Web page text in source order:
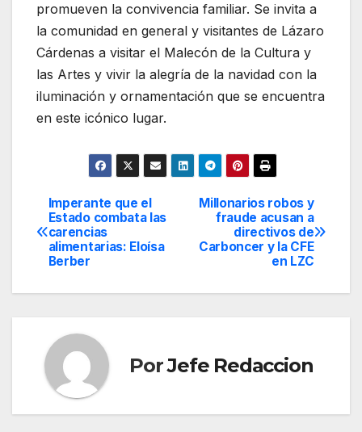
promueven la convivencia familiar. Se invita a
la comunidad en general y visitantes de Lázaro
Cárdenas a visitar el Malecón de la Cultura y
las Artes y vivir la alegría de la navidad con la
iluminación y ornamentación que se encuentra
en este icónico lugar.
Navegación
de
Millonarios robos y
fraude acusan a
directivos de
Carboncer y la CFE
en LZC
Imperante que el
Estado combata las
carencias
alimentarias: Eloísa
Berber
PorJefe Redaccion